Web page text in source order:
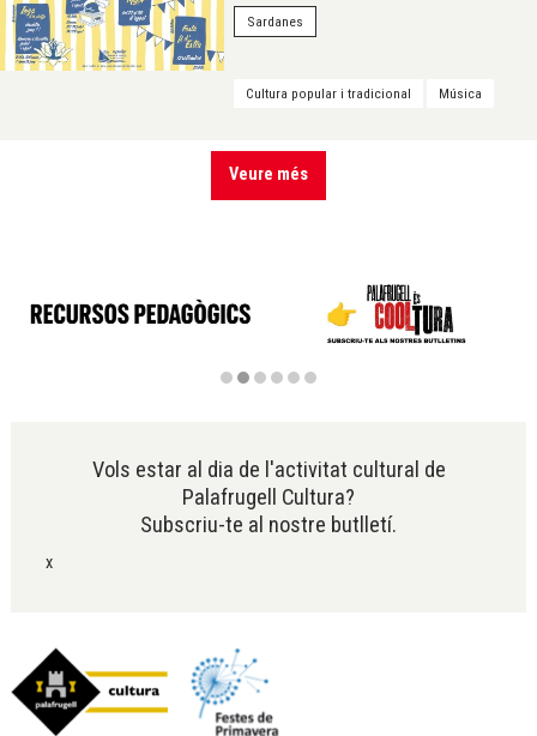
Sardanes
Cultura popular i tradicional Música
Veure més
Vols estar al dia de l'activitat cultural de
Palafrugell Cultura?
Subscriu-te al nostre butlletí.
x